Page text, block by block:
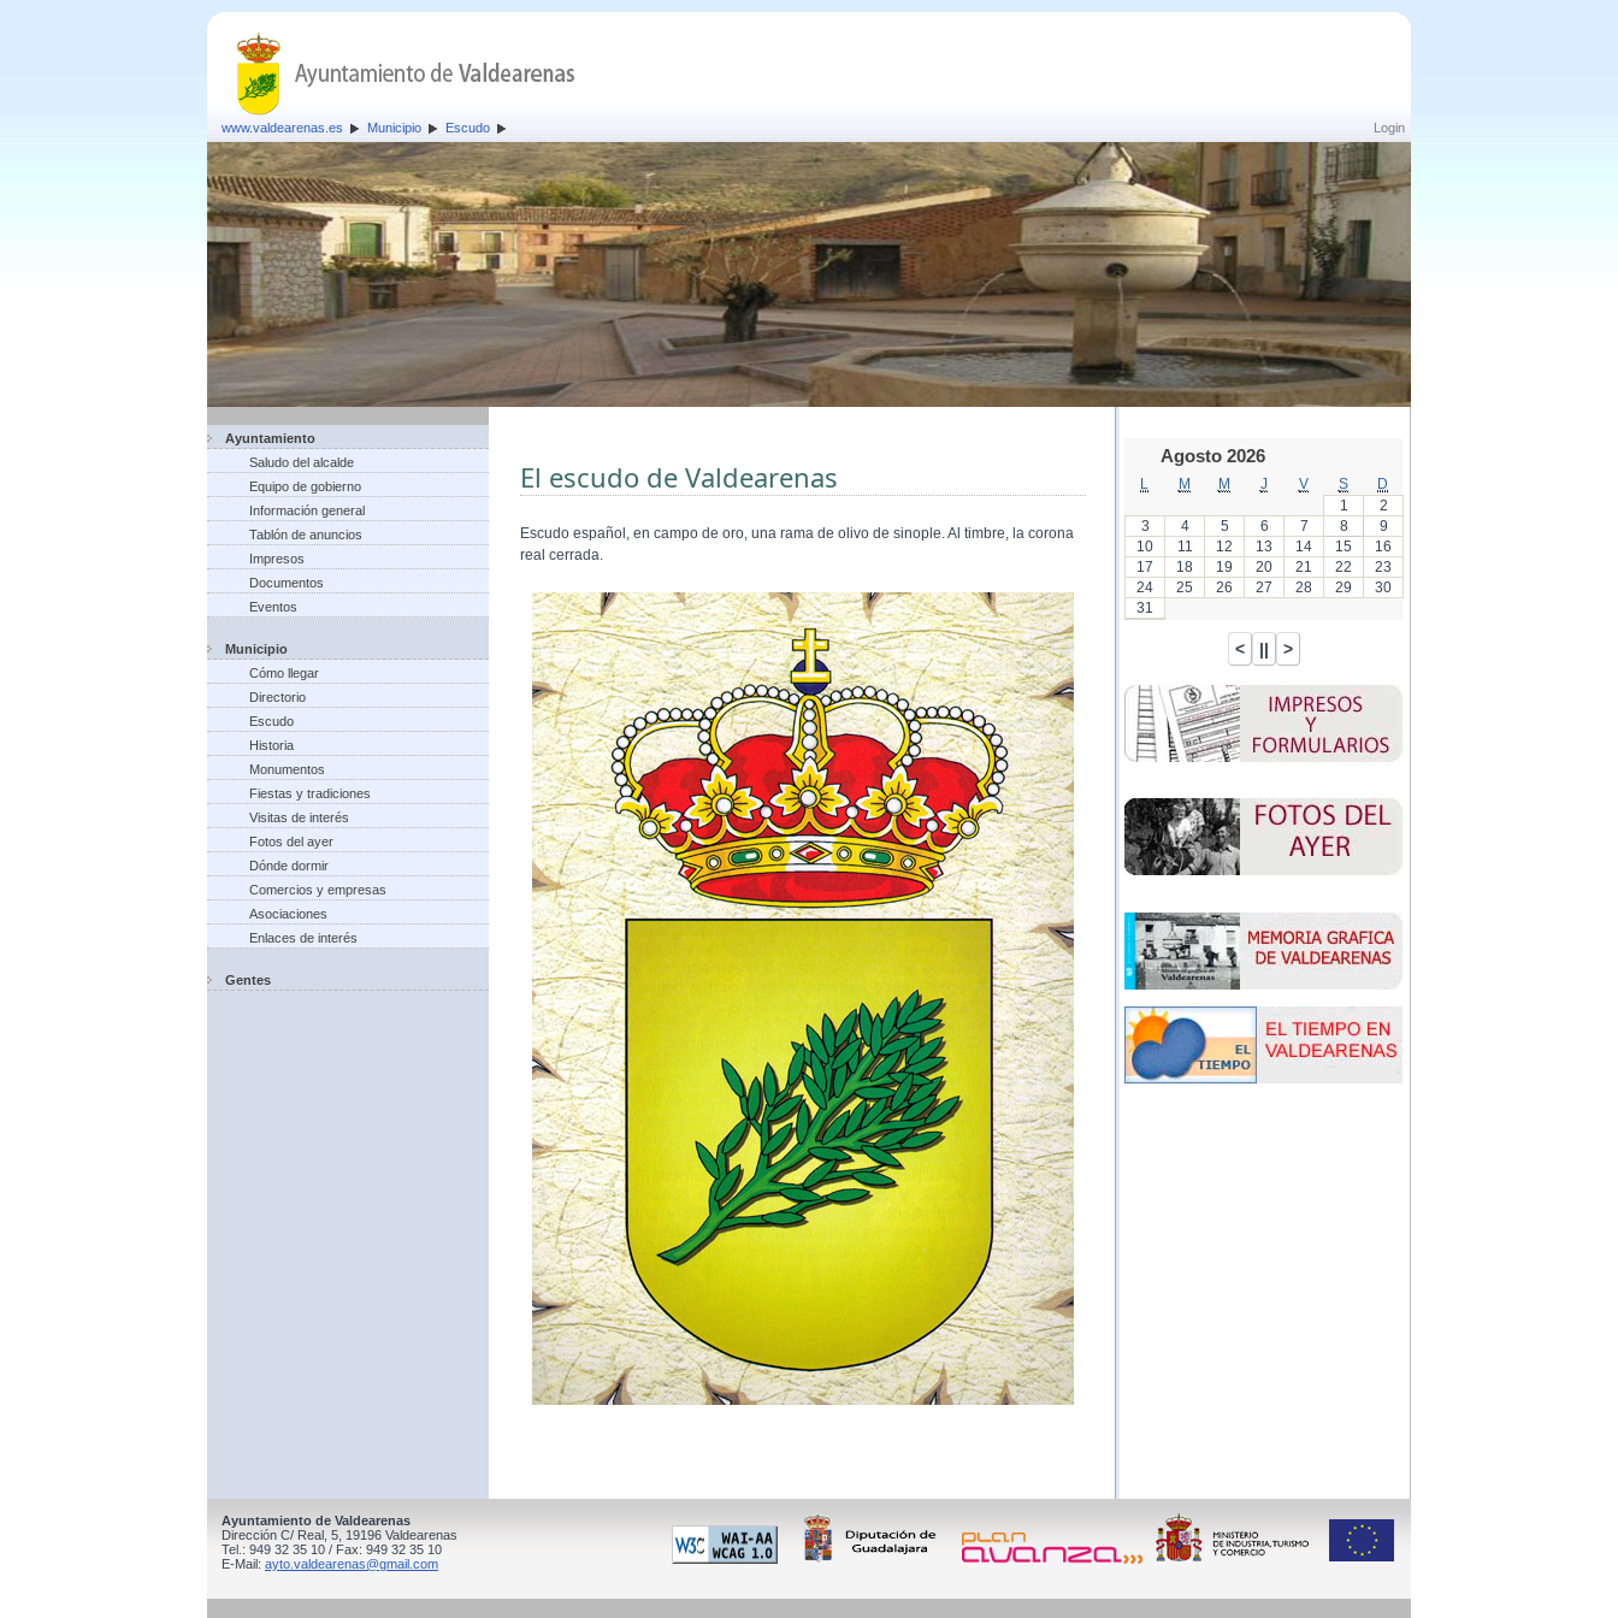
Login
www.valdearenas.es Municipio Escudo
Ayuntamiento
Saludo del alcalde
Equipo de gobierno
Información general
Tablón de anuncios
Impresos
Documentos
Eventos
Municipio
Cómo llegar
Directorio
Escudo
Historia
Monumentos
Fiestas y tradiciones
Visitas de interés
Fotos del ayer
Dónde dormir
Comercios y empresas
Asociaciones
Enlaces de interés
Gentes
El escudo de Valdearenas
Escudo español, en campo de oro, una rama de olivo de sinople. Al timbre, la corona
real cerrada.
Agosto 2026
M M J V S
D
1
2
3
4 5 6 7 8
9
10
11 12 13 14 15
16
17
18 19 20 21 22
23
24
25 26 27 28 29
30
31
Ayuntamiento de Valdearenas
Dirección C/ Real, 5, 19196 Valdearenas
Tel.: 949 32 35 10 / Fax: 949 32 35 10
E-Mail: ayto.valdearenas@gmail.com